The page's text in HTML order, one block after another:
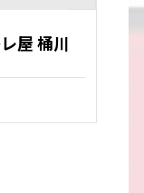
屋 桶川